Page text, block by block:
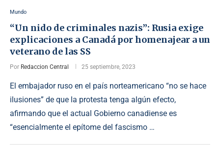
Mundo
“Un nido de criminales nazis”: Rusia exige
explicaciones a Canadá por homenajear a un
veterano de las SS
Por Redaccion Central 25 septiembre, 2023
El embajador ruso en el país norteamericano “no se hace
ilusiones” de que la protesta tenga algún efecto,
afirmando que el actual Gobierno canadiense es
“esencialmente el epítome del fascismo …